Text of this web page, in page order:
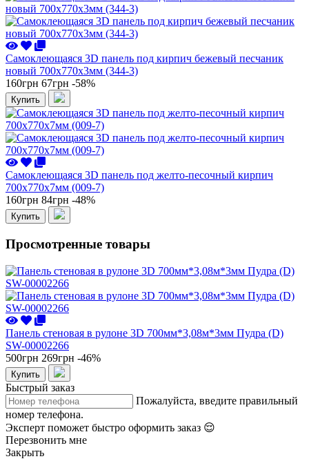
Самоклеющаяся 3D панель под кирпич бежевый песчаник
новый 700x770x3мм (344-3)
160грн 67грн -58%
Купить
Самоклеющаяся 3D панель под желто-песочный кирпич
700x770x7мм (009-7)
160грн 84грн -48%
Купить
Просмотренные товары
Панель стеновая в рулоне 3D 700мм*3,08м*3мм Пудра (D)
SW-00002266
500грн 269грн -46%
Купить
Быстрый заказ
Пожалуйста, введите правильный
номер телефона.
Эксперт поможет быстро оформить заказ 😌
Перезвонить мне
Закрыть